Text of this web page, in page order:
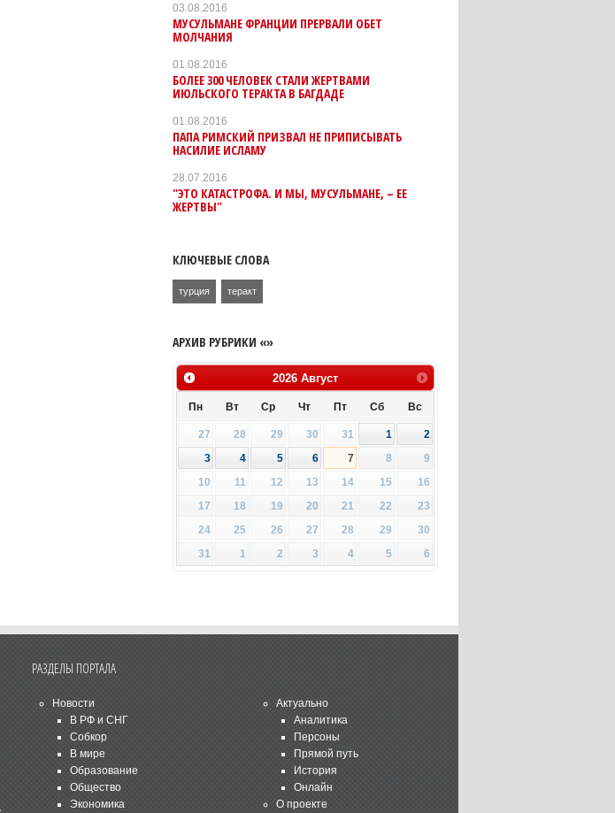
03.08.2016
МУСУЛЬМАНЕ ФРАНЦИИ ПРЕРВАЛИ ОБЕТ
МОЛЧАНИЯ
01.08.2016
БОЛЕЕ 300 ЧЕЛОВЕК СТАЛИ ЖЕРТВАМИ
ИЮЛЬСКОГО ТЕРАКТА В БАГДАДЕ
01.08.2016
ПАПА РИМСКИЙ ПРИЗВАЛ НЕ ПРИПИСЫВАТЬ
НАСИЛИЕ ИСЛАМУ
28.07.2016
"ЭТО КАТАСТРОФА. И МЫ, МУСУЛЬМАНЕ, – ЕЕ
ЖЕРТВЫ"
КЛЮЧЕВЫЕ СЛОВА
турция теракт
АРХИВ РУБРИКИ «»
2026 Август
Пн Вт Ср Чт Пт Сб Вс
27 28 29 30 31 1
2
3
4 5 6 7 8
9
10
11 12 13 14 15
16
17
18 19 20 21 22
23
24
25 26 27 28 29
30
31
1 2 3 4 5 6
РАЗДЕЛЫ ПОРТАЛА
Новости
В РФ и СНГ
Собкор
В мире
Образование
Общество
Экономика
Актуально
Аналитика
Персоны
Прямой путь
История
Онлайн
О проекте